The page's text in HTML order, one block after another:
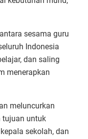
sesama guru
Indonesia
dan saling
menerapkan
meluncurkan
tujuan untuk
sekolah, dan